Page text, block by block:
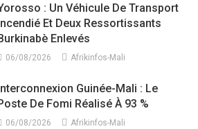
: Un Véhicule De Transport
Incendié Et Deux Ressortissants
Burkinabè Enlevés
06/08/2026 Afrikinfos-Mali
Interconnexion Guinée-Mali : Le
Poste De Fomi Réalisé À 93 %
06/08/2026 Afrikinfos-Mali